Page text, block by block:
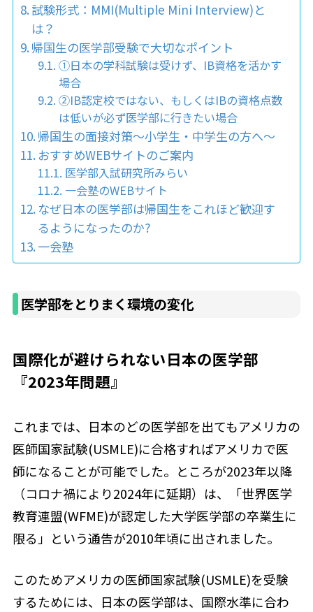
試験形式：MMI(Multiple Mini Interview)と
は？
帰国生の医学部受験で大切なポイント
①日本の学科試験は受けず、IB資格を活かす
場合
②IB認定校ではない、もしくはIBの資格点数
は低いが必ず医学部に行きたい場合
帰国生の面接対策〜小学生・中学生の方へ〜
おすすめWEBサイトのご案内
医学部入試研究所みらい
一会塾のWEBサイト
なぜ日本の医学部は帰国生をこれほど歓迎す
るようになったのか?
一会塾
医学部をとりまく環境の変化
国際化が避けられない日本の医学部
『2023年問題』
これまでは、日本のどの医学部を出てもアメリカの
医師国家試験(USMLE)に合格すればアメリカで医
師になることが可能でした。ところが2023年以降
（コロナ禍により2024年に延期）は、「世界医学
教育連盟(WFME)が認定した大学医学部の卒業生に
限る」という通告が2010年頃に出されました。
このためアメリカの医師国家試験(USMLE)を受験
するためには、日本の医学部は、国際水準に合わ